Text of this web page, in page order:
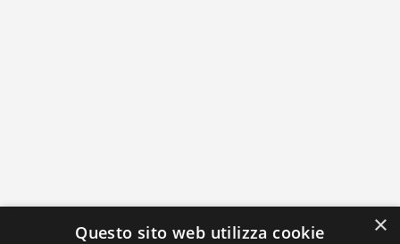
×
Questo sito web utilizza cookie